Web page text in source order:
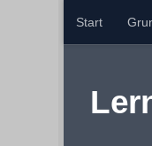
Zum
Start